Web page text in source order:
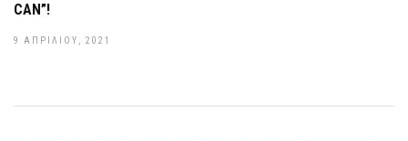
CAN”!
9 ΑΠΡΙΛΊΟΥ, 2021